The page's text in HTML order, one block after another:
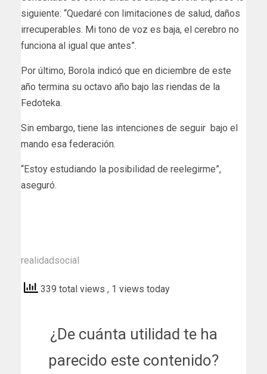
siguiente: “Quedaré con limitaciones de salud, daños
irrecuperables. Mi tono de voz es baja, el cerebro no
funciona al igual que antes”.
Por último, Borola indicó que en diciembre de este
año termina su octavo año bajo las riendas de la
Fedoteka.
Sin embargo, tiene las intenciones de seguir bajo el
mando esa federación.
“Estoy estudiando la posibilidad de reelegirme”,
aseguró.
realidadsocial
339 total views , 1 views today
¿De cuánta utilidad te ha
parecido este contenido?